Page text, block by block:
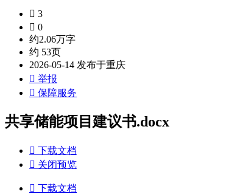
 3
 0
约2.06万字
约 53页
2026-05-14 发布于重庆
 举报
 保障服务
共享储能项目建议书.docx
 下载文档
 关闭预览
 下载文档